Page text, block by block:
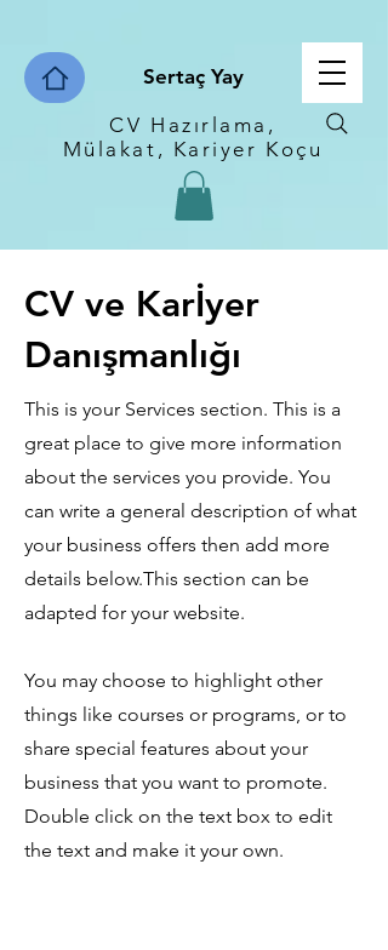
Sertaç Yay
CV Hazırlama,
Mülakat, Kariyer Koçu
CV ve Karİyer
Danışmanlığı
This is your Services section. This is a
great place to give more information
about the services you provide. You
can write a general description of what
your business offers then add more
details below.This section can be
adapted for your website.
You may choose to highlight other
things like courses or programs, or to
share special features about your
business that you want to promote.
Double click on the text box to edit
the text and make it your own.